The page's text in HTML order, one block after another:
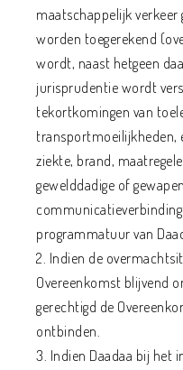
maatschappelijk
worden toegerekend
wordt, naast hetgeen
jurisprudentie wordt
tekortkomingen van
transportmoeilijkheden,
ziekte, brand,
gewelddadige of
programmatuur van
2. Indien de
Overeenkomst blijvend
gerechtigd de
ontbinden.
3. Indien Daadaa bij het